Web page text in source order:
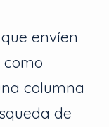
envíen
como
columna
de